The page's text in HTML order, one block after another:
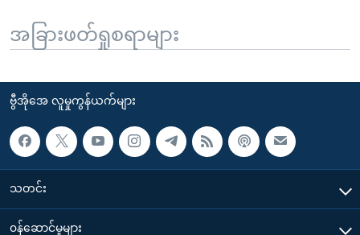
အခြားဖတ်ရှုစရာများ
ဗွီအိုအေ လူမှုကွန်ယက်များ
သတင်း
၀န်ဆောင်မှုများ